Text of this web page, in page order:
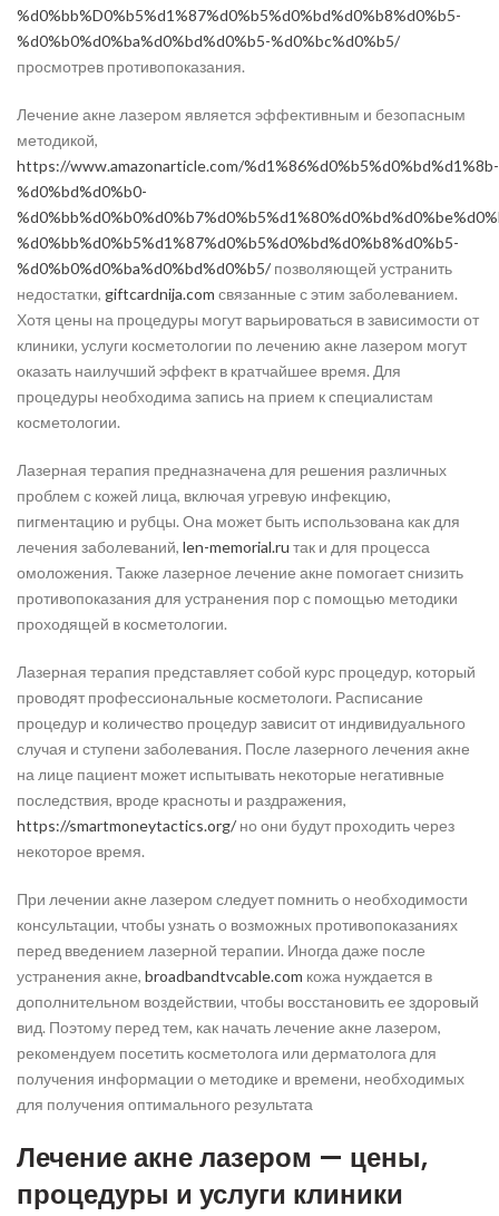
%d0%bb%D0%b5%d1%87%d0%b5%d0%bd%d0%b8%d0%b5-
%d0%b0%d0%ba%d0%bd%d0%b5-%d0%bc%d0%b5/
просмотрев противопоказания.
Лечение акне лазером является эффективным и безопасным
методикой,
https://www.amazonarticle.com/%d1%86%d0%b5%d0%bd%d1%8b-
%d0%bd%d0%b0-
%d0%bb%d0%b5%d1%87%d0%b5%d0%bd%d0%b8%d0%b5-
%d0%b0%d0%ba%d0%bd%d0%b5/ позволяющей устранить
недостатки, giftcardnija.com связанные с этим заболеванием.
Хотя цены на процедуры могут варьироваться в зависимости от
клиники, услуги косметологии по лечению акне лазером могут
оказать наилучший эффект в кратчайшее время. Для
процедуры необходима запись на прием к специалистам
косметологии.
Лазерная терапия предназначена для решения различных
проблем с кожей лица, включая угревую инфекцию,
пигментацию и рубцы. Она может быть использована как для
лечения заболеваний, len-memorial.ru так и для процесса
омоложения. Также лазерное лечение акне помогает снизить
противопоказания для устранения пор с помощью методики
проходящей в косметологии.
Лазерная терапия представляет собой курс процедур, который
проводят профессиональные косметологи. Расписание
процедур и количество процедур зависит от индивидуального
случая и ступени заболевания. После лазерного лечения акне
на лице пациент может испытывать некоторые негативные
последствия, вроде красноты и раздражения,
https://smartmoneytactics.org/ но они будут проходить через
некоторое время.
При лечении акне лазером следует помнить о необходимости
консультации, чтобы узнать о возможных противопоказаниях
перед введением лазерной терапии. Иногда даже после
устранения акне, broadbandtvcable.com кожа нуждается в
дополнительном воздействии, чтобы восстановить ее здоровый
вид. Поэтому перед тем, как начать лечение акне лазером,
рекомендуем посетить косметолога или дерматолога для
получения информации о методике и времени, необходимых
для получения оптимального результата
Лечение акне лазером — цены,
процедуры и услуги клиники